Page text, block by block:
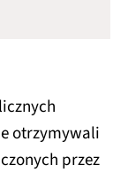
otrzymywali
przez